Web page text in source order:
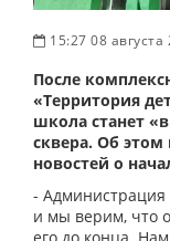
15:27 08 августа
После
«Территория
школа станет
сквера. Об
новостей о
- Администрация
и мы верим, что